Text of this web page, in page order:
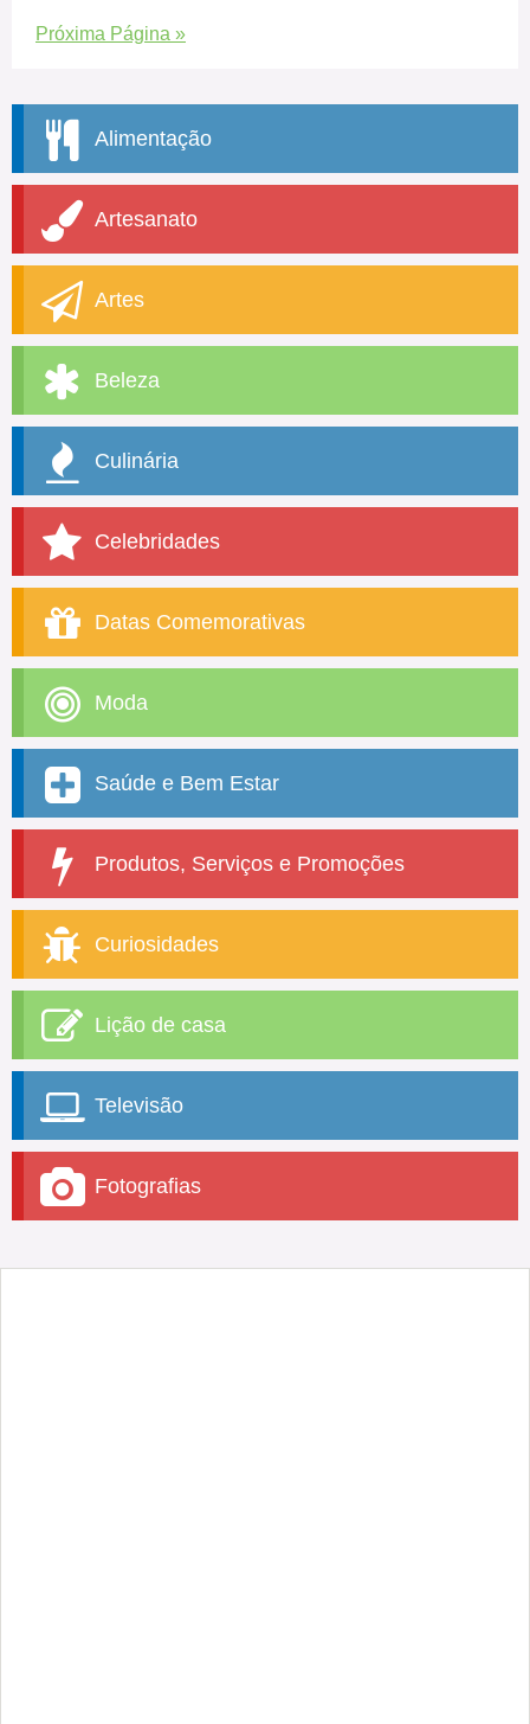
Próxima Página »
Alimentação
Artesanato
Artes
Beleza
Culinária
Celebridades
Datas Comemorativas
Moda
Saúde e Bem Estar
Produtos, Serviços e Promoções
Curiosidades
Lição de casa
Televisão
Fotografias